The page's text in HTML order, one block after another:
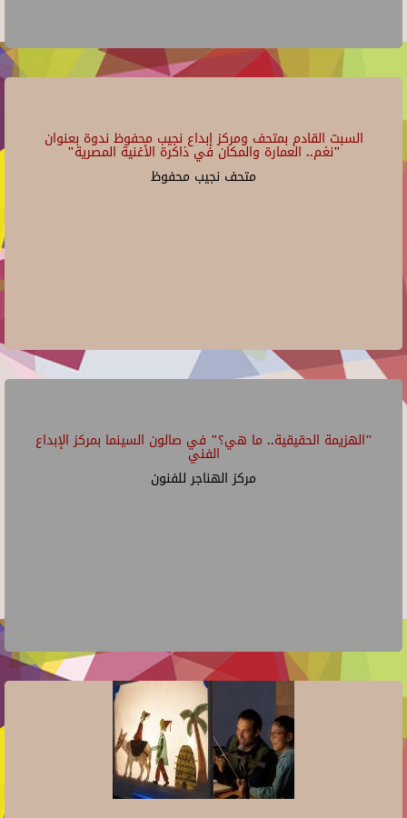
السبت القادم بمتحف ومركز إبداع نجيب محفوظ ندوة بعنوان
"نغم.. العمارة والمكان في ذاكرة الأغنية المصرية"
متحف نجيب محفوظ
"الهزيمة الحقيقية.. ما هي؟" في صالون السينما بمركز الإبداع
الفني
مركز الهناجر للفنون